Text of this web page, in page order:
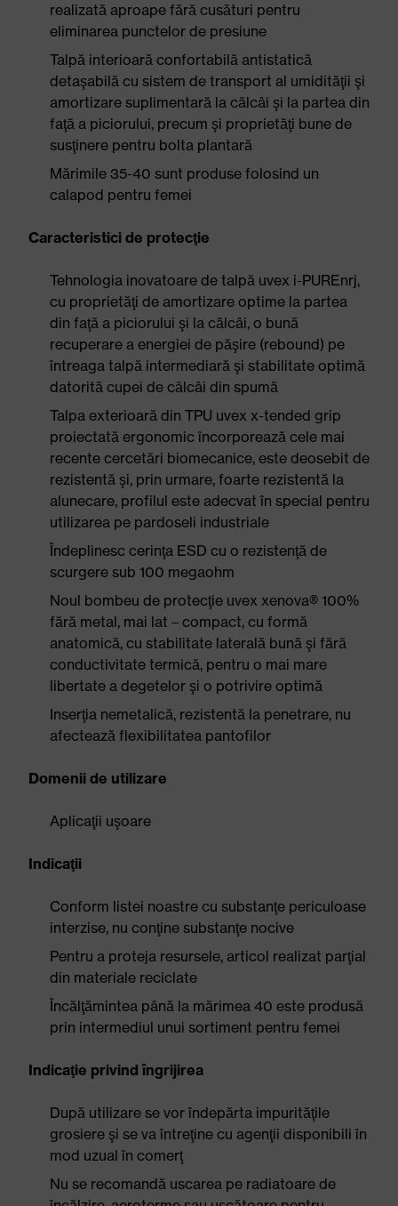
realizată aproape fără cusături pentru
eliminarea punctelor de presiune
Talpă interioară confortabilă antistatică
detaşabilă cu sistem de transport al umidităţii şi
amortizare suplimentară la călcâi şi la partea din
faţă a piciorului, precum şi proprietăţi bune de
susţinere pentru bolta plantară
Mărimile 35-40 sunt produse folosind un
calapod pentru femei
Caracteristici de protecţie
Tehnologia inovatoare de talpă uvex i-PUREnrj,
cu proprietăţi de amortizare optime la partea
din faţă a piciorului şi la călcâi, o bună
recuperare a energiei de păşire (rebound) pe
întreaga talpă intermediară şi stabilitate optimă
datorită cupei de călcâi din spumă
Talpa exterioară din TPU uvex x-tended grip
proiectată ergonomic încorporează cele mai
recente cercetări biomecanice, este deosebit de
rezistentă şi, prin urmare, foarte rezistentă la
alunecare, profilul este adecvat în special pentru
utilizarea pe pardoseli industriale
Îndeplinesc cerinţa ESD cu o rezistenţă de
scurgere sub 100 megaohm
Noul bombeu de protecţie uvex xenova® 100%
fără metal, mai lat – compact, cu formă
anatomică, cu stabilitate laterală bună şi fără
conductivitate termică, pentru o mai mare
libertate a degetelor şi o potrivire optimă
Inserţia nemetalică, rezistentă la penetrare, nu
afectează flexibilitatea pantofilor
Domenii de utilizare
Aplicaţii uşoare
Indicaţii
Conform listei noastre cu substanţe periculoase
interzise, nu conţine substanţe nocive
Pentru a proteja resursele, articol realizat parţial
din materiale reciclate
Încălţămintea până la mărimea 40 este produsă
prin intermediul unui sortiment pentru femei
Indicaţie privind îngrijirea
După utilizare se vor îndepărta impurităţile
grosiere şi se va întreţine cu agenţii disponibili în
mod uzual în comerţ
Nu se recomandă uscarea pe radiatoare de